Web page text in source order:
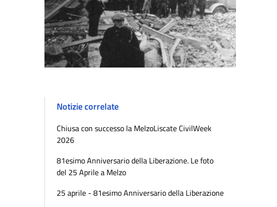
Notizie correlate
Chiusa con successo la MelzoLiscate CivilWeek
2026
81esimo Anniversario della Liberazione. Le foto
del 25 Aprile a Melzo
25 aprile - 81esimo Anniversario della Liberazione